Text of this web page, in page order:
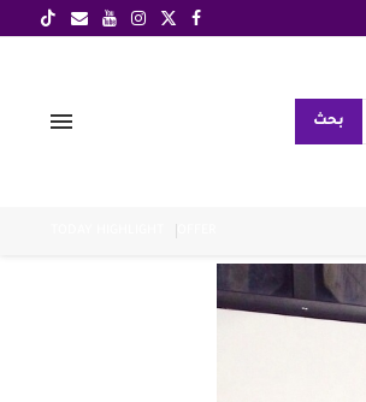
بحث